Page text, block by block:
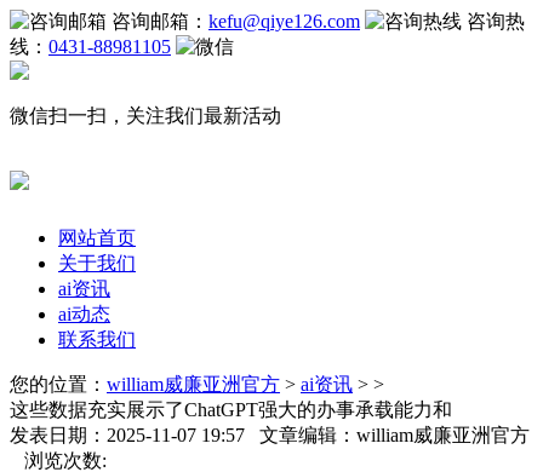
咨询邮箱： kefu@qiye126.com
咨询热
线： 0431-88981105
微信扫一扫，关注我们最新活动
网站首页
关于我们
ai资讯
ai动态
联系我们
您的位置： william威廉亚洲官方 > ai资讯 > >
这些数据充实展示了ChatGPT强大的办事承载能力和
发表日期：2025-11-07 19:57 文章编辑：william威廉亚洲官方
浏览次数: